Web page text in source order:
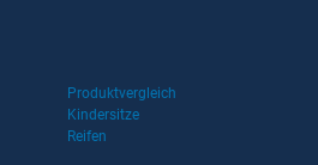
Produktvergleich
Kindersitze
Reifen